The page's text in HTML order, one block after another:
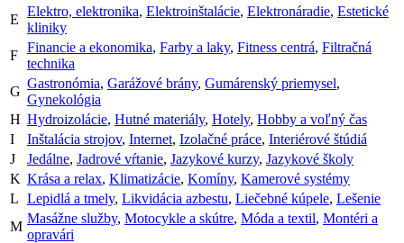
E
Elektro, elektronika, Elektroinštalácie, Elektronáradie, Estetické
kliniky
F
Financie a ekonomika, Farby a laky, Fitness centrá, Filtračná
technika
G
Gastronómia, Garážové brány, Gumárenský priemysel,
Gynekológia
H Hydroizolácie, Hutné materiály, Hotely, Hobby a voľný čas
I
Inštalácia strojov, Internet, Izolačné práce, Interiérové štúdiá
J
Jedálne, Jadrové vŕtanie, Jazykové kurzy, Jazykové školy
K Krása a relax, Klimatizácie, Komíny, Kamerové systémy
L Lepidlá a tmely, Likvidácia azbestu, Liečebné kúpele, Lešenie
M
Masážne služby, Motocykle a skútre, Móda a textil, Montéri a
opravári